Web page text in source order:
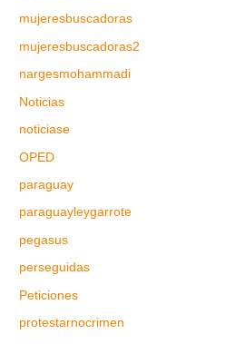
mujeresbuscadoras
mujeresbuscadoras2
nargesmohammadi
Noticias
noticiase
OPED
paraguay
paraguayleygarrote
pegasus
perseguidas
Peticiones
protestarnocrimen